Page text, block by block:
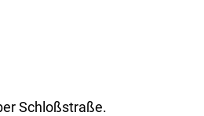
Schloßstraße.